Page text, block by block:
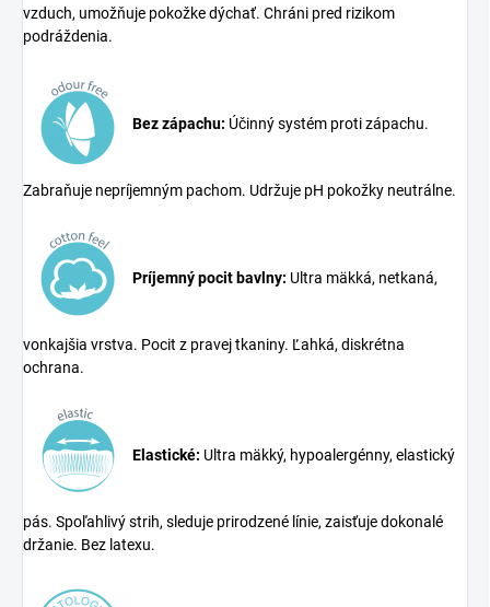
vzduch, umožňuje pokožke dýchať. Chráni pred rizikom
podráždenia.
Bez zápachu: Účinný systém proti zápachu.
Zabraňuje nepríjemným pachom. Udržuje pH pokožky neutrálne.
Príjemný pocit bavlny: Ultra mäkká, netkaná,
vonkajšia vrstva. Pocit z pravej tkaniny. Ľahká, diskrétna
ochrana.
Elastické: Ultra mäkký, hypoalergénny, elastický
pás. Spoľahlivý strih, sleduje prirodzené línie, zaisťuje dokonalé
držanie. Bez latexu.